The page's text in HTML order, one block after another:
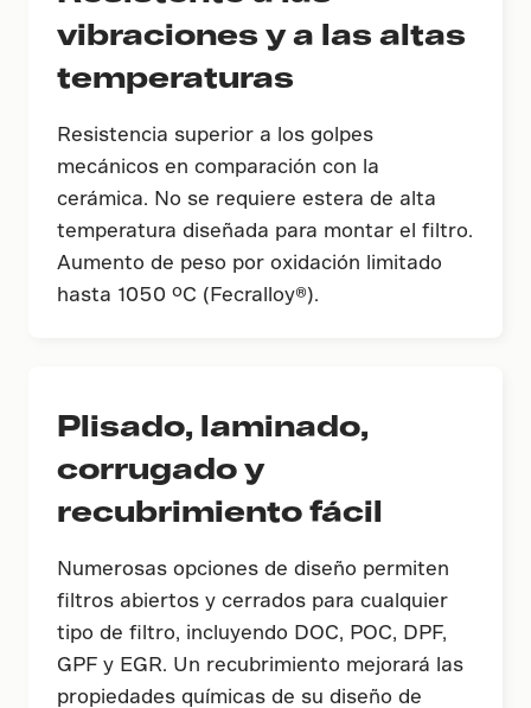
vibraciones y a las altas
temperaturas
Resistencia superior a los golpes
mecánicos en comparación con la
cerámica. No se requiere estera de alta
temperatura diseñada para montar el filtro.
Aumento de peso por oxidación limitado
hasta 1050 ºC (Fecralloy®).
Plisado, laminado,
corrugado y
recubrimiento fácil
Numerosas opciones de diseño permiten
filtros abiertos y cerrados para cualquier
tipo de filtro, incluyendo DOC, POC, DPF,
GPF y EGR. Un recubrimiento mejorará las
propiedades químicas de su diseño de